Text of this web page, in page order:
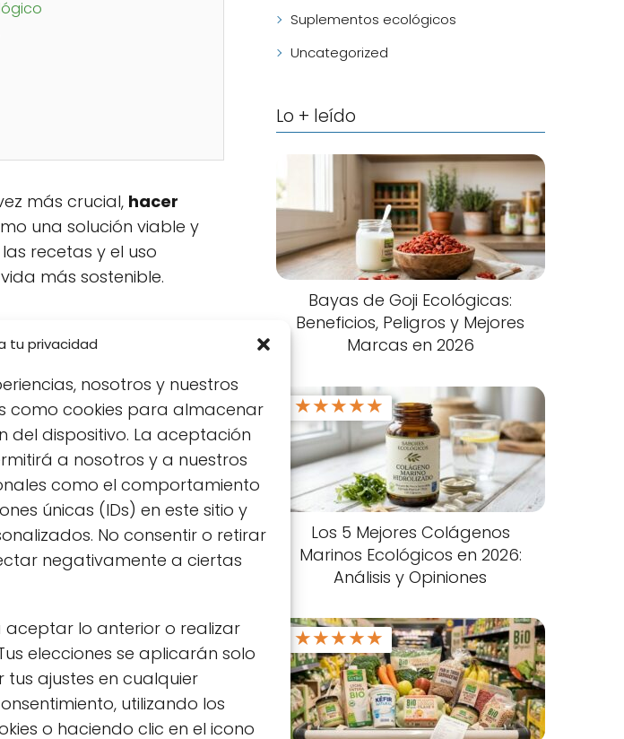
tu privacidad
nosotros y nuestros
como cookies para almacenar
dispositivo. La aceptación
a nosotros y a nuestros
como el comportamiento
únicas (IDs) en este sitio y
No consentir o retirar
negativamente a ciertas
lo anterior o realizar
elecciones se aplicarán solo
tus ajustes en cualquier
utilizando los
o haciendo clic en el icono
más crucial, hacer
una solución viable y
recetas y el uso
más sostenible.
también evitas los
continuación,
ecológico en casa.
Suplementos ecológicos
Uncategorized
Lo + leído
Bayas de Goji Ecológicas:
Beneficios, Peligros y Mejores
Marcas en 2026
★★★★★
Los 5 Mejores Colágenos
Marinos Ecológicos en 2026:
Análisis y Opiniones
★★★★★